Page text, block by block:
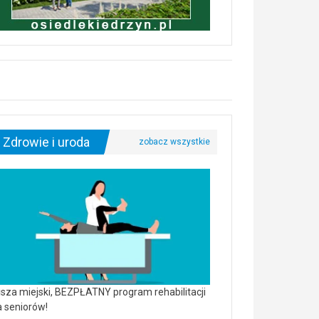
Zdrowie i uroda
miejski, BEZPŁATNY program rehabilitacji
seniorów!